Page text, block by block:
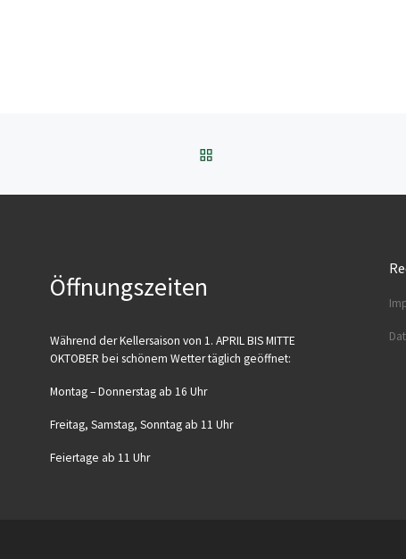
Öffnungszeiten
Wäh­rend der Kel­ler­sai­son von 1. APRIL BIS MITTE
OKTOBER bei schö­nem Wet­ter täg­lich geöffnet:
Mon­tag – Don­ners­tag ab 16 Uhr
Frei­tag, Sams­tag, Sonn­tag ab 11 Uhr
Fei­er­ta­ge ab 11 Uhr